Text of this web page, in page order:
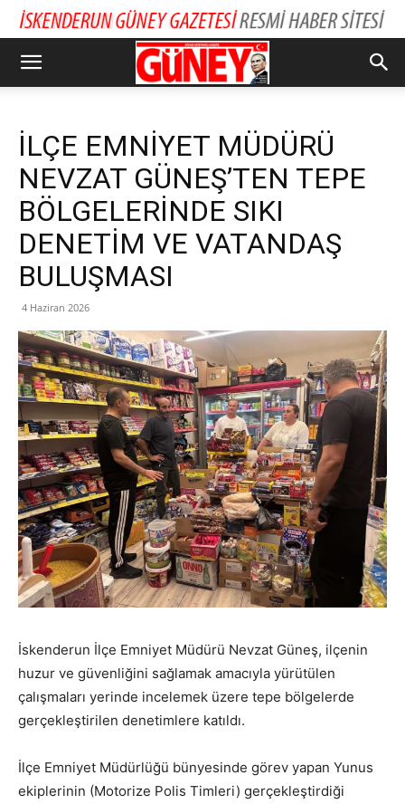
İLÇE EMNİYET MÜDÜRÜ
NEVZAT GÜNEŞ’TEN TEPE
BÖLGELERİNDE SIKI
DENETİM VE VATANDAŞ
BULUŞMASI
4 Haziran 2026
​İskenderun İlçe Emniyet Müdürü Nevzat Güneş, ilçenin
huzur ve güvenliğini sağlamak amacıyla yürütülen
çalışmaları yerinde incelemek üzere tepe bölgelerde
gerçekleştirilen denetimlere katıldı.
​İlçe Emniyet Müdürlüğü bünyesinde görev yapan Yunus
ekiplerinin (Motorize Polis Timleri) gerçekleştirdiği